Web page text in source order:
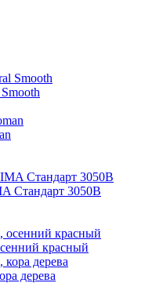
Стандарт 3050B
красный
дерева